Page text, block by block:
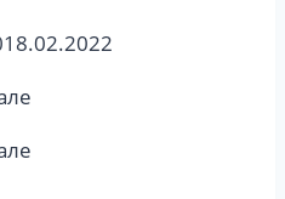
18.02.2022